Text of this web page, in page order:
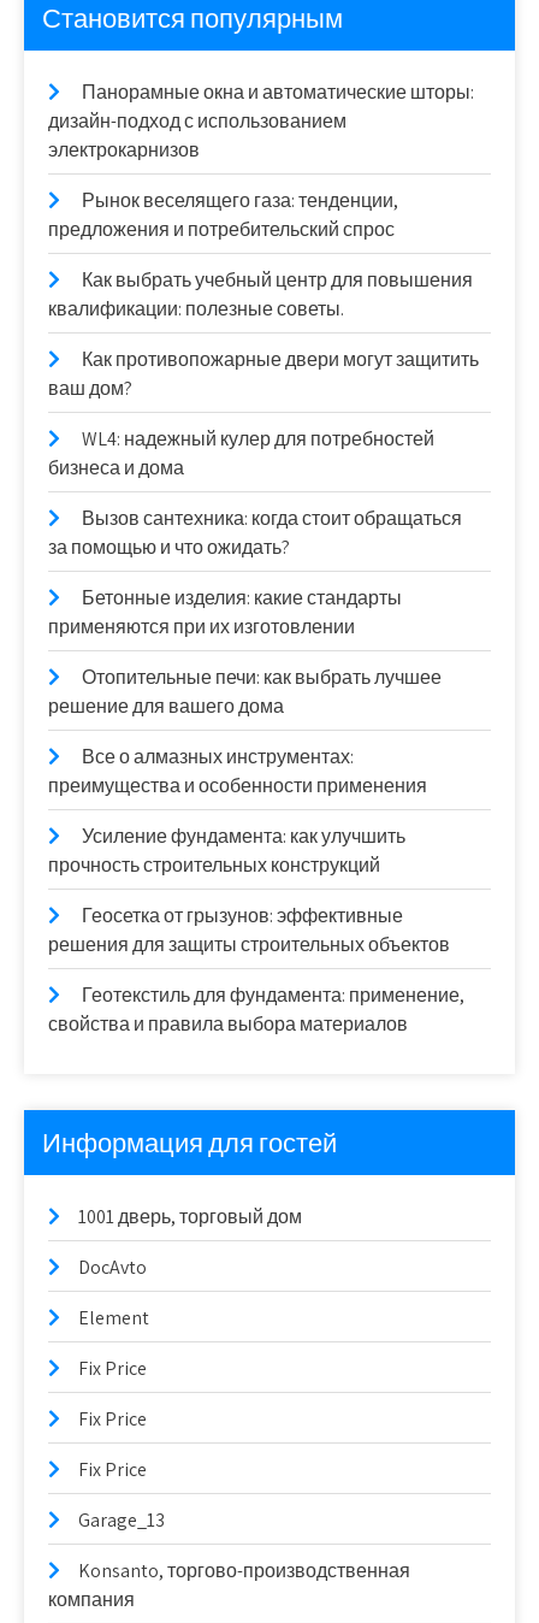
Становится популярным
Панорамные окна и автоматические шторы:
дизайн-подход с использованием
электрокарнизов
Рынок веселящего газа: тенденции,
предложения и потребительский спрос
Как выбрать учебный центр для повышения
квалификации: полезные советы.
Как противопожарные двери могут защитить
ваш дом?
WL4: надежный кулер для потребностей
бизнеса и дома
Вызов сантехника: когда стоит обращаться
за помощью и что ожидать?
Бетонные изделия: какие стандарты
применяются при их изготовлении
Отопительные печи: как выбрать лучшее
решение для вашего дома
Все о алмазных инструментах:
преимущества и особенности применения
Усиление фундамента: как улучшить
прочность строительных конструкций
Геосетка от грызунов: эффективные
решения для защиты строительных объектов
Геотекстиль для фундамента: применение,
свойства и правила выбора материалов
Информация для гостей
1001 дверь, торговый дом
DocAvto
Element
Fix Price
Fix Price
Fix Price
Garage_13
Konsanto, торгово-производственная
компания